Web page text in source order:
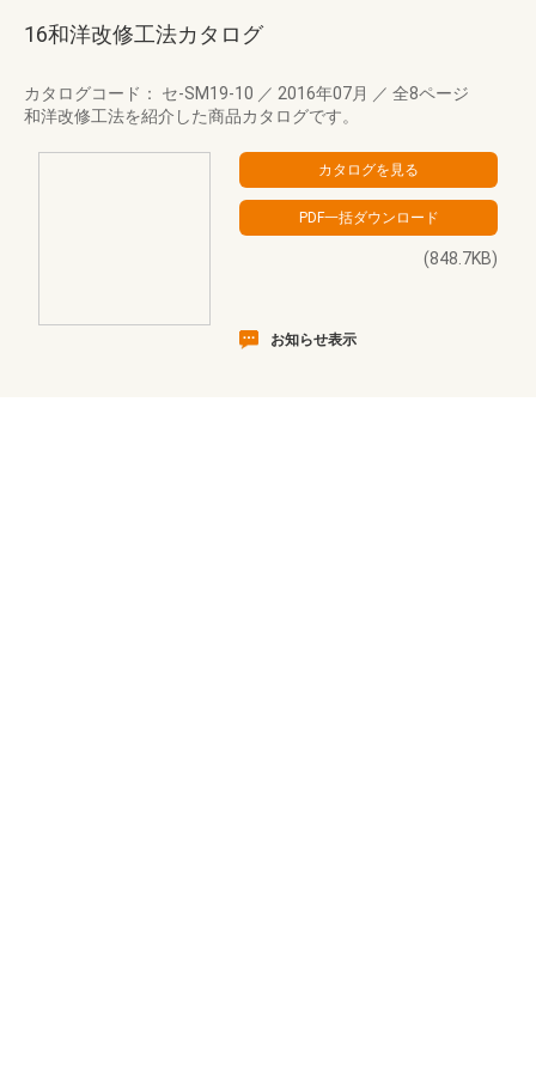
16和洋改修工法カタログ
カタログコード： セ-SM19-10 ／ 2016年07月 ／ 全8ページ
和洋改修工法を紹介した商品カタログです。
(848.7KB)
お知らせ表示